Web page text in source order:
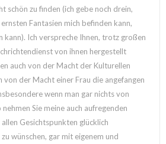
schön zu finden (ich gebe noch drein,
Fantasien mich befinden kann,
kann). Ich verspreche Ihnen, trotz großen
von ihnen hergestellt
auch von der Macht der Kulturellen
der Macht einer Frau die angefangen
wenn man gar nichts von
Sie meine auch aufregenden
Gesichtspunkten glücklich
wünschen, gar mit eigenem und